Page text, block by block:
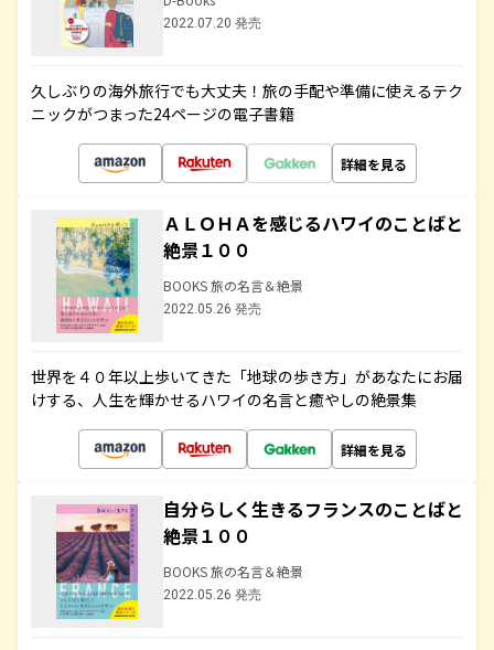
2022.07.20 発売
久しぶりの海外旅行でも大丈夫！旅の手配や準備に使えるテク
ニックがつまった24ページの電子書籍
詳細を見る
ＡＬＯＨＡを感じるハワイのことばと
絶景１００
BOOKS 旅の名言＆絶景
2022.05.26 発売
世界を４０年以上歩いてきた「地球の歩き方」があなたにお届
けする、人生を輝かせるハワイの名言と癒やしの絶景集
詳細を見る
自分らしく生きるフランスのことばと
絶景１００
BOOKS 旅の名言＆絶景
2022.05.26 発売